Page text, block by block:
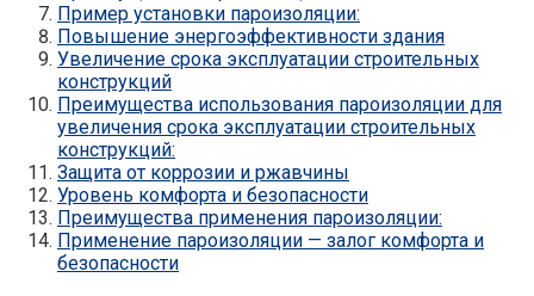
Пример установки пароизоляции:
Повышение энергоэффективности здания
Увеличение срока эксплуатации строительных
конструкций
Преимущества использования пароизоляции для
увеличения срока эксплуатации строительных
конструкций:
Защита от коррозии и ржавчины
Уровень комфорта и безопасности
Преимущества применения пароизоляции:
Применение пароизоляции — залог комфорта и
безопасности